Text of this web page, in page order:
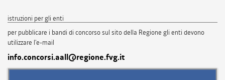
istruzioni per gli enti
per pubblicare i bandi di concorso sul sito della Regione gli enti devono
utilizzare l'e-mail
info.concorsi.aall@regione.fvg.it